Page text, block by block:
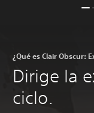
¿Qué es Clair Obscur:
Dirige la
ciclo.